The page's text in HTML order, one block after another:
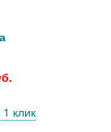
клик